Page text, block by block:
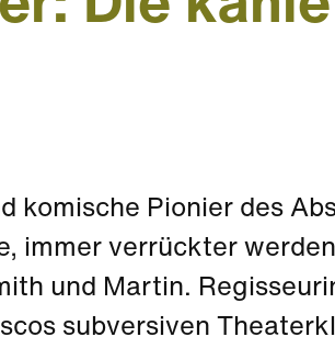
komische Pionier des
immer verrückter
und Martin.
subversiven